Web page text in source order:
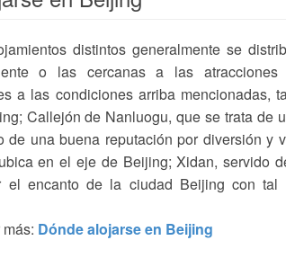
distintos generalmente se
o las cercanas a las
a las condiciones arriba mencionadas,
Callejón de Nanluogu, que se trata de
de una buena reputación por diversión y
en el eje de Beijing; Xidan, servido
el encanto de la ciudad Beijing con
Dónde alojarse en Beijing